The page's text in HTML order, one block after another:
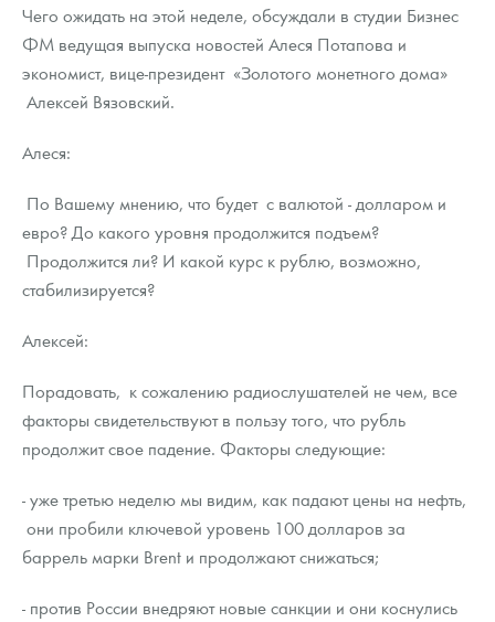
Чего ожидать на этой неделе, обсуждали в студии Бизнес
ФМ ведущая выпуска новостей Алеся Потапова и
экономист, вице-президент «Золотого монетного дома»
Алексей Вязовский.
Алеся:
По Вашему мнению, что будет с валютой - долларом и
евро? До какого уровня продолжится подъем?
Продолжится ли? И какой курс к рублю, возможно,
стабилизируется?
Алексей:
Порадовать, к сожалению радиослушателей не чем, все
факторы свидетельствуют в пользу того, что рубль
продолжит свое падение. Факторы следующие:
- уже третью неделю мы видим, как падают цены на нефть,
они пробили ключевой уровень 100 долларов за
баррель марки Brent и продолжают снижаться;
- против России внедряют новые санкции и они коснулись